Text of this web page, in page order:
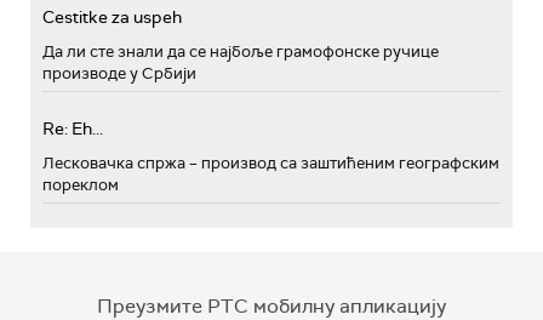
Cestitke za uspeh
Да ли сте знали да се најбоље грамофонске ручице
производе у Србији
Re: Eh...
Лесковачка спржа – производ са заштићеним географским
пореклом
Преузмите РТС мобилну апликацију